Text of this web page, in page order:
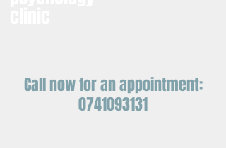
Call now for an appointment:
0741093131